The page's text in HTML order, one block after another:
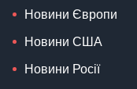
Новини Європи
Новини США
Новини Росії